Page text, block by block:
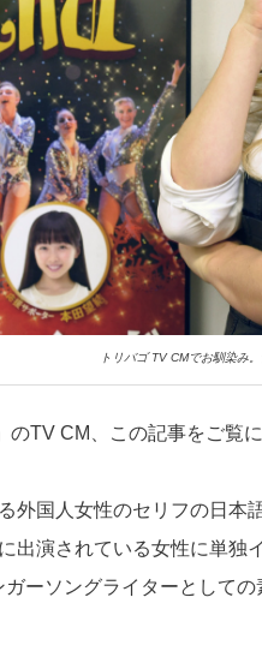
トリバゴ TV CMでお馴染み
のTV CM、この記事をご
外国人女性のセリフの日本
出演されている女性に単独
ガーソングライターとして